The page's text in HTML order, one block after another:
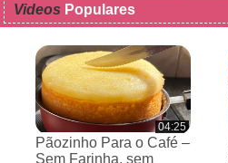
Videos Populares
04:25
Pãozinho Para o Café –
Sem Farinha, sem